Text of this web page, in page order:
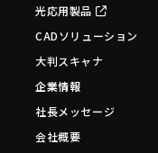
光応用製品
CADソリューション
大判スキャナ
企業情報
社長メッセージ
会社概要